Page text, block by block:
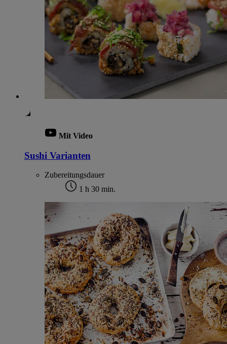
Mit Video
Sushi Varianten
Zubereitungsdauer
1 h 30 min.